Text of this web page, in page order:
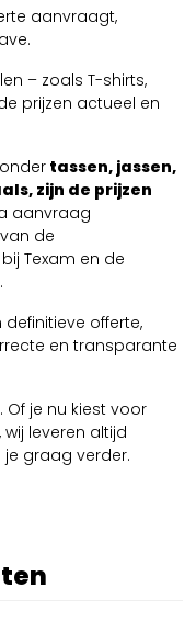
aanvraagt,
– zoals T-shirts,
prijzen actueel en
tassen, jassen,
zijn de prijzen
aanvraag
de
Texam en de
offerte,
en transparante
Of je nu kiest voor
leveren altijd
graag verder.